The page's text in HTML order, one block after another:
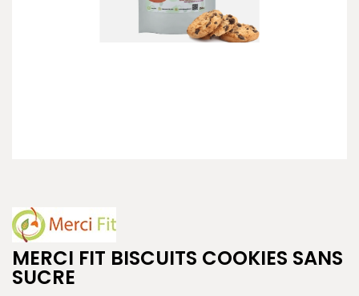
MERCI FIT BISCUITS COOKIES SANS
SUCRE